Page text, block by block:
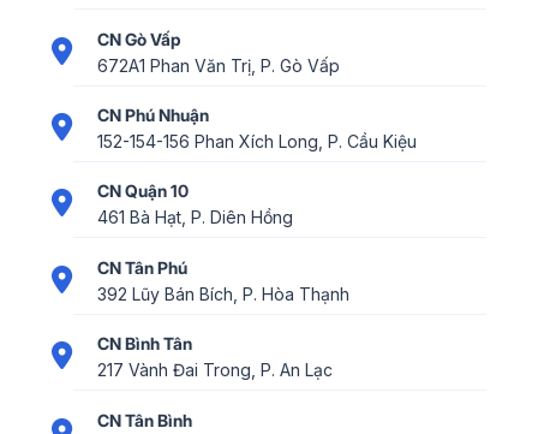
CN Gò Vấp
672A1 Phan Văn Trị, P. Gò Vấp
CN Phú Nhuận
152-154-156 Phan Xích Long, P. Cầu Kiệu
CN Quận 10
461 Bà Hạt, P. Diên Hồng
CN Tân Phú
392 Lũy Bán Bích, P. Hòa Thạnh
CN Bình Tân
217 Vành Đai Trong, P. An Lạc
CN Tân Bình